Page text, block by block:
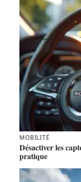
MOBILITÉ
Désactiver les
pratique